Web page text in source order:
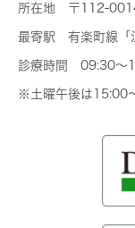
所在地 〒112-
最寄駅 有楽町線「
診療時間 09:30～
※土曜午後は15:00